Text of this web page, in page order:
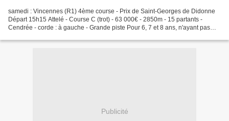
samedi : Vincennes (R1) 4ème course - Prix de Saint-Georges de Didonne
Départ 15h15 Attelé - Course C (trot) - 63 000€ - 2850m - 15 partants -
Cendrée - corde : à gauche - Grande piste Pour 6, 7 et 8 ans, n'ayant pas
Publicité